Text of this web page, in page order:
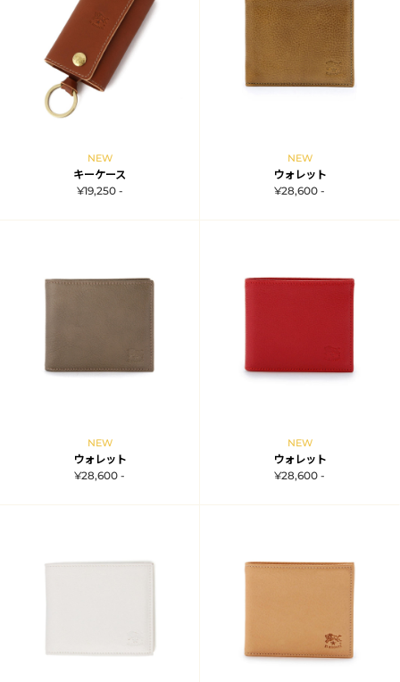
NEW
キーケース
¥19,250 -
NEW
ウォレット
¥28,600 -
NEW
ウォレット
¥28,600 -
NEW
ウォレット
¥28,600 -